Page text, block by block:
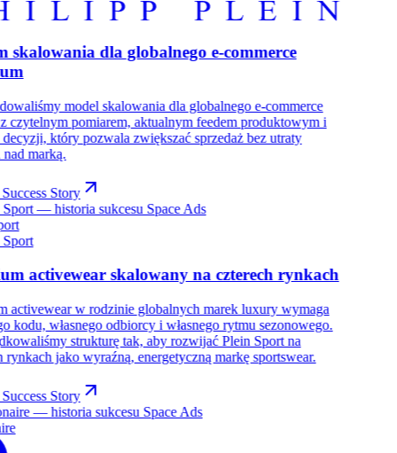
skalowania dla globalnego e-commerce
model skalowania dla globalnego e-commerce
czytelnym pomiarem, aktualnym feedem produktowym i
który pozwala zwiększać sprzedaż bez utraty
marką.
Story
activewear skalowany na czterech rynkach
activewear w rodzinie globalnych marek luxury wymaga
kodu, własnego odbiorcy i własnego rytmu sezonowego.
strukturę tak, aby rozwijać Plein Sport na
rynkach jako wyraźną, energetyczną markę sportswear.
Story